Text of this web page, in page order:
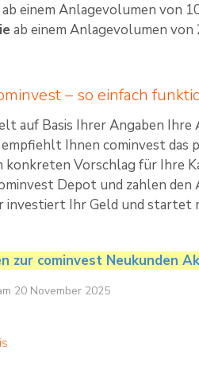
ab einem Anlagevolumen von
ab einem Anlagevolumen von
– so einfach
auf Basis Ihrer Angaben
Ihnen cominvest das
konkreten Vorschlag für Ihre
Depot und zahlen
investiert Ihr Geld und startet
zur cominvest Neukunden
20 November 2025